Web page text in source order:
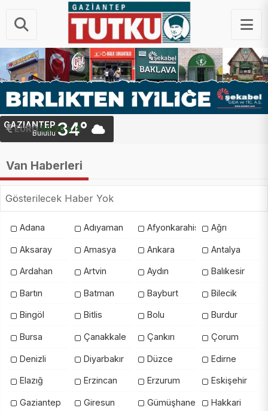
EURO 55.25 ₺
GAZIANTEP
Bulutlu34°
Van Haberleri
Gösterilecek Haber Yok
Adana Adıyaman Afyonkarahisar Ağrı
Aksaray Amasya Ankara Antalya
Ardahan Artvin Aydın Balıkesir
Bartın Batman Bayburt Bilecik
Bingöl Bitlis Bolu Burdur
Bursa Çanakkale Çankırı Çorum
Denizli Diyarbakır Düzce Edirne
Elazığ Erzincan Erzurum Eskişehir
Gaziantep Giresun Gümüşhane Hakkari